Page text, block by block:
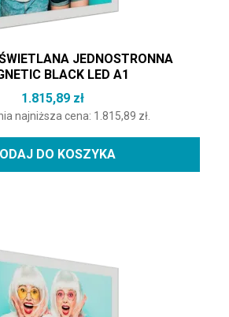
JEDNOSTRONNA
BLACK LED A1
1.815,89 zł
najniższa cena: 1.815,89 zł.
DO KOSZYKA